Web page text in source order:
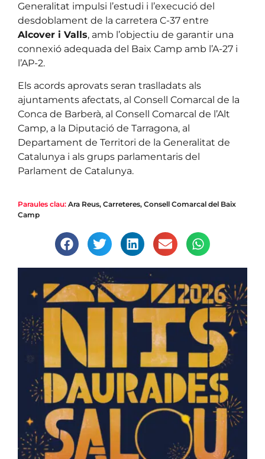
Generalitat impulsi l’estudi i l’execució del
desdoblament de la carretera C-37 entre
Alcover i Valls, amb l’objectiu de garantir una
connexió adequada del Baix Camp amb l’A-27 i
l’AP-2.
Els acords aprovats seran traslladats als
ajuntaments afectats, al Consell Comarcal de la
Conca de Barberà, al Consell Comarcal de l’Alt
Camp, a la Diputació de Tarragona, al
Departament de Territori de la Generalitat de
Catalunya i als grups parlamentaris del
Parlament de Catalunya.
Paraules clau: Ara Reus, Carreteres, Consell Comarcal del Baix
Camp